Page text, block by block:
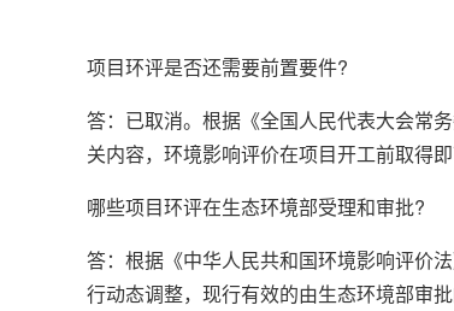
项目环评是否还需要前置要件?
答：已取消。根据《全国人民代表大会常
关内容，环境影响评价在项目开工前取得即
哪些项目环评在生态环境部受理和审批?
答：根据《中华人民共和国环境影响评价
行动态调整，现行有效的由生态环境部审